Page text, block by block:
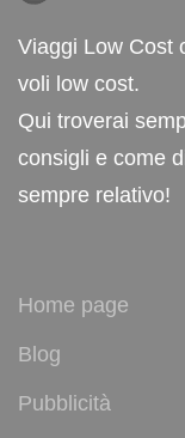
Viaggi Low Cost
voli low cost.
Qui troverai
consigli e come
sempre relativo!
Home page
Blog
Pubblicità